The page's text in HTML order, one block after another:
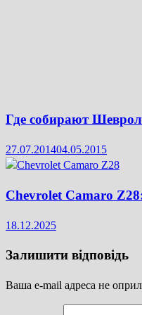
Где собирают
27.07.201404.05.2015
Chevrolet Camaro
18.12.2025
Залишити відповідь
Ваша e-mail адреса не